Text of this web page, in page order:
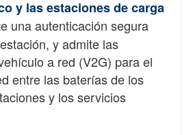
y las estaciones de carga
una autenticación segura
y admite las
a red (V2G) para el
entre las baterías de los
y los servicios